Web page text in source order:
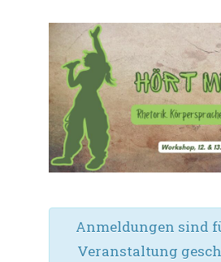
Anmeldungen sind
Veranstaltung